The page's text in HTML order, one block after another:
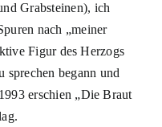
Grabsteinen), ich
nach „meiner
Figur des Herzogs
begann und
erschien „Die Braut